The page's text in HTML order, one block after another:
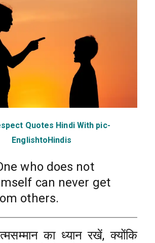
Quotes Hindi With pic-
EnglishtoHindis
who does not
can never get
others.
का ध्यान रखें, क्योंकि